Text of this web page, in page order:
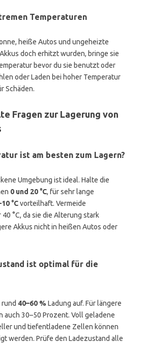
Temperaturen
heiße Autos und ungeheizte
doch erhitzt wurden, bringe sie
bevor du sie benutzt oder
oder Laden bei hoher Temperatur
Schäden.
Fragen zur Lagerung von
ist am besten zum Lagern?
Umgebung ist ideal. Halte die
0 und 20 °C, für sehr lange
°Cvorteilhaft. Vermeide
°C, da sie die Alterung stark
Akkus nicht in heißen Autos oder
ist optimal für die
40–60 % Ladung auf. Für längere
auch 30–50 Prozent. Voll geladene
und tiefentladene Zellen können
werden. Prüfe den Ladezustand alle